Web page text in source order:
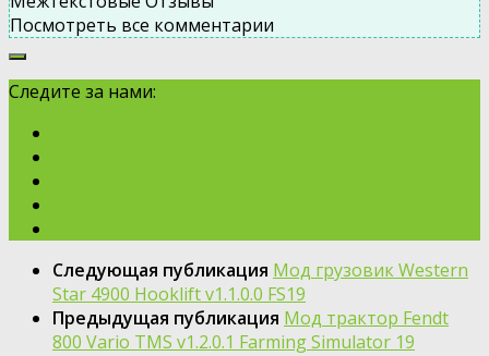
Посмотреть все комментарии
Следите за нами:
Следующая публикация Мод грузовик Western
Star 4900 Hooklift v1.1.0.0 FS19
Предыдущая публикация Мод трактор Fendt
800 Vario TMS v1.2.0.1 Farming Simulator 19